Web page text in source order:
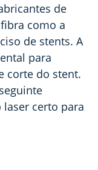
de
como a
de stents. A
para
corte do stent.
certo para